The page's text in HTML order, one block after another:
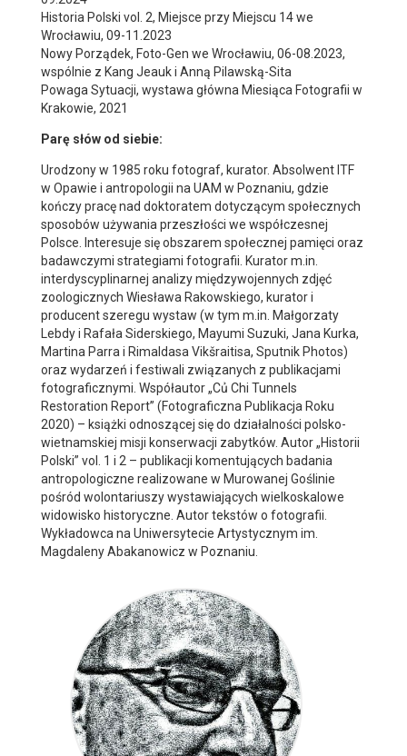
Historia Polski vol. 2, Miejsce przy Miejscu 14 we
Wrocławiu, 09-11.2023
Nowy Porządek, Foto-Gen we Wrocławiu, 06-08.2023,
wspólnie z Kang Jeauk i Anną Pilawską-Sita
Powaga Sytuacji, wystawa główna Miesiąca Fotografii w
Krakowie, 2021
Parę słów od siebie:
Urodzony w 1985 roku fotograf, kurator. Absolwent ITF
w Opawie i antropologii na UAM w Poznaniu, gdzie
kończy pracę nad doktoratem dotyczącym społecznych
sposobów używania przeszłości we współczesnej
Polsce. Interesuje się obszarem społecznej pamięci oraz
badawczymi strategiami fotografii. Kurator m.in.
interdyscyplinarnej analizy międzywojennych zdjęć
zoologicznych Wiesława Rakowskiego, kurator i
producent szeregu wystaw (w tym m.in. Małgorzaty
Lebdy i Rafała Siderskiego, Mayumi Suzuki, Jana Kurka,
Martina Parra i Rimaldasa Vikšraitisa, Sputnik Photos)
oraz wydarzeń i festiwali związanych z publikacjami
fotograficznymi. Współautor „Củ Chi Tunnels
Restoration Report” (Fotograficzna Publikacja Roku
2020) – książki odnoszącej się do działalności polsko-
wietnamskiej misji konserwacji zabytków. Autor „Historii
Polski” vol. 1 i 2 – publikacji komentujących badania
antropologiczne realizowane w Murowanej Goślinie
pośród wolontariuszy wystawiających wielkoskalowe
widowisko historyczne. Autor tekstów o fotografii.
Wykładowca na Uniwersytecie Artystycznym im.
Magdaleny Abakanowicz w Poznaniu.